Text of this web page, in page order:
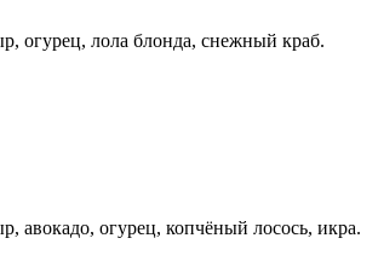
огурец, лола блонда, снежный краб.
авокадо, огурец, копчёный лосось, икра.